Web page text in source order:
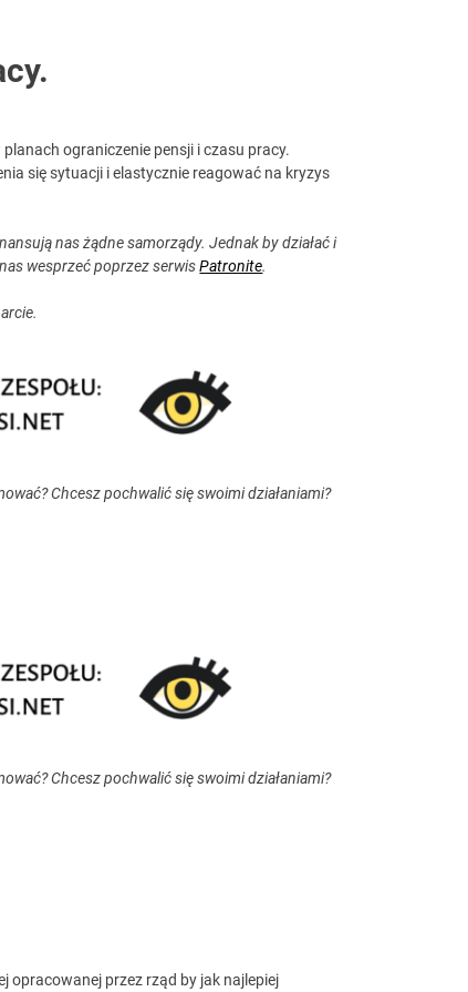
ograniczenie pensji i czasu pracy.
się sytuacji i elastycznie reagować na kryzys
nas żądne samorządy. Jednak by działać i
wesprzeć poprzez serwisPatronite.
Chcesz pochwalić się swoimi działaniami?
Chcesz pochwalić się swoimi działaniami?
opracowanej przez rząd by jak najlepiej